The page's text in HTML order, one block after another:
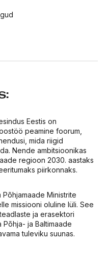
Eestis on
peamine foorum,
mida riigid
Nende ambitsioonikas
regioon 2030. aastaks
piirkonnaks.
Põhjamaade Ministrite
missiooni oluline lüli. See
ja erasektori
ja Baltimaade
tuleviku suunas.